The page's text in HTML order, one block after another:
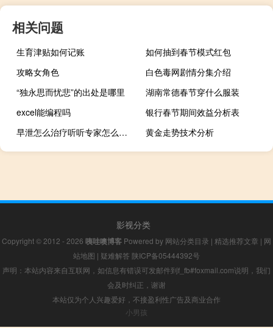
相关问题
生育津贴如何记账
如何抽到春节模式红包
攻略女角色
白色毒网剧情分集介绍
“独永思而忧悲”的出处是哪里
湖南常德春节穿什么服装
excel能编程吗
银行春节期间效益分析表
早泄怎么治疗听听专家怎么说（早泄怎么治疗）
黄金走势技术分析
影视分类
Copyright © 2012 - 2026 咦哇噢博客 Powered by 网站分类目录 | 精选推荐文章 | 网
站地图 | 疑难解答 陕ICP备05444392号
声明：本站内容来自互联网，如信息有错误可发邮件到f_fb#foxmail.com说明，我们
会及时纠正，谢谢
本站仅为个人兴趣爱好，不接盈利性广告及商业合作
小男孩